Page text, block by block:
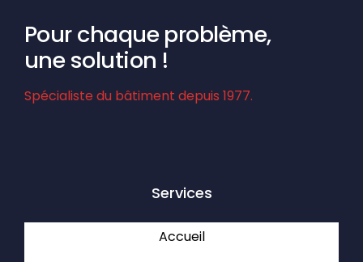
Pour chaque problème,
une solution !
Spécialiste du bâtiment depuis 1977.
Services
Accueil